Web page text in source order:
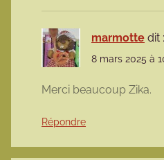
marmotte dit :
8 mars 2025 à
Merci beaucoup Zika.
Répondre